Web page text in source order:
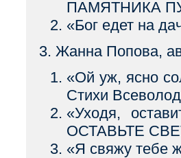
ПАМЯТНИКА
«Бог едет на
3. Жанна Попова,
«Ой уж, ясно
Стихи
«Уходя,
ОСТАВЬТЕ
«Я свяжу тебе